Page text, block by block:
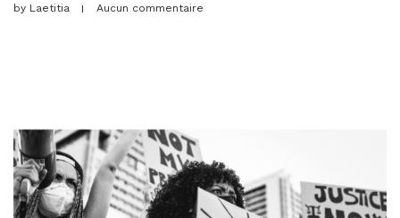
by Laetitia Aucun commentaire